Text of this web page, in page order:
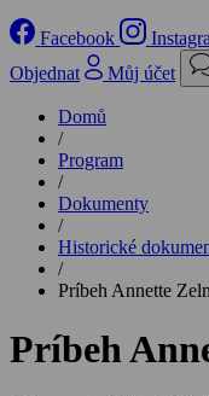
Facebook
Objednat
Můj účet
Domů
/
Program
/
Dokumenty
/
Historické
/
Príbeh Annette
Príbeh